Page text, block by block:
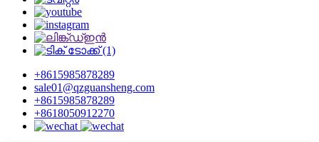
+8615985878289
sale01@qzguansheng.com
+8615985878289
+8618050912270